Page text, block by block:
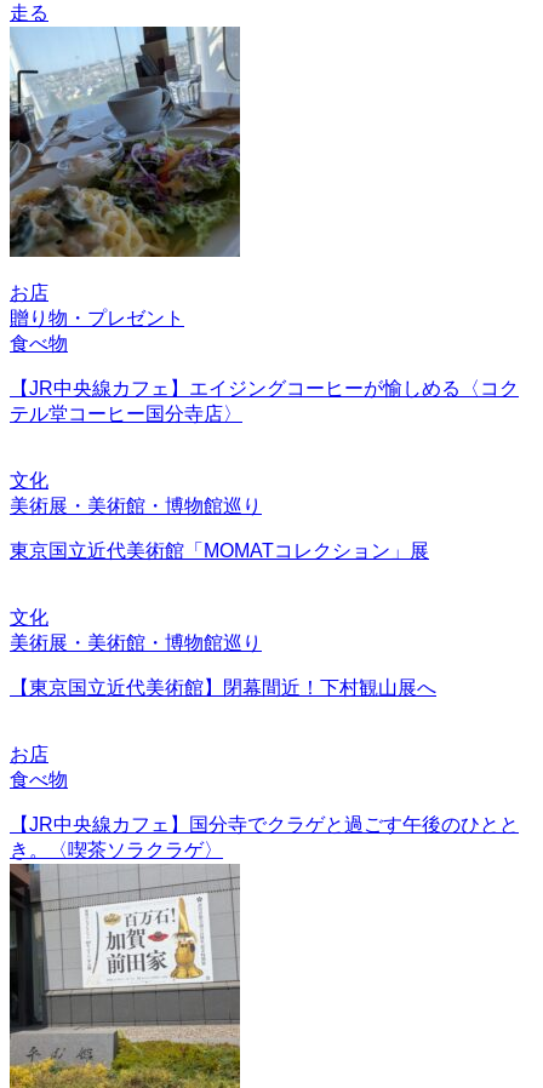
走る
お店
贈り物・プレゼント
食べ物
【JR中央線カフェ】エイジングコーヒーが愉しめる〈コク
テル堂コーヒー国分寺店〉
文化
美術展・美術館・博物館巡り
東京国立近代美術館「MOMATコレクション」展
文化
美術展・美術館・博物館巡り
【東京国立近代美術館】閉幕間近！下村観山展へ
お店
食べ物
【JR中央線カフェ】国分寺でクラゲと過ごす午後のひとと
き。〈喫茶ソラクラゲ〉